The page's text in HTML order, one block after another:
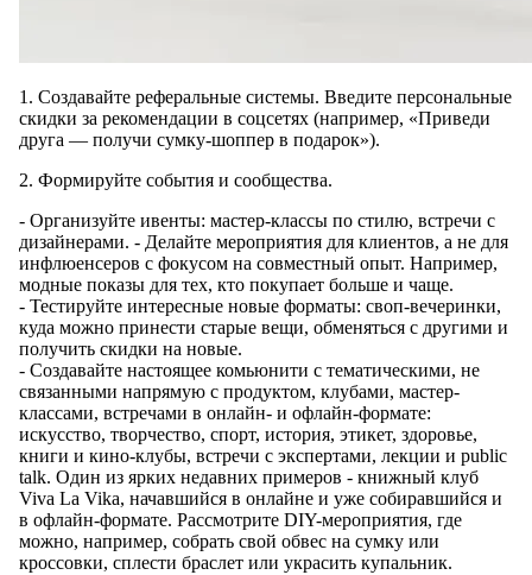
1. Создавайте реферальные системы. Введите персональные
скидки за рекомендации в соцсетях (например, «Приведи
друга — получи сумку-шоппер в подарок»).
2. Формируйте события и сообщества.
- Организуйте ивенты: мастер-классы по стилю, встречи с
дизайнерами. - Делайте мероприятия для клиентов, а не для
инфлюенсеров с фокусом на совместный опыт. Например,
модные показы для тех, кто покупает больше и чаще.
- Тестируйте интересные новые форматы: своп-вечеринки,
куда можно принести старые вещи, обменяться с другими и
получить скидки на новые.
- Создавайте настоящее комьюнити с тематическими, не
связанными напрямую с продуктом, клубами, мастер-
классами, встречами в онлайн- и офлайн-формате:
искусство, творчество, спорт, история, этикет, здоровье,
книги и кино-клубы, встречи с экспертами, лекции и public
talk. Один из ярких недавних примеров - книжный клуб
Viva La Vika, начавшийся в онлайне и уже собиравшийся и
в офлайн-формате. Рассмотрите DIY-мероприятия, где
можно, например, собрать свой обвес на сумку или
кроссовки, сплести браслет или украсить купальник.